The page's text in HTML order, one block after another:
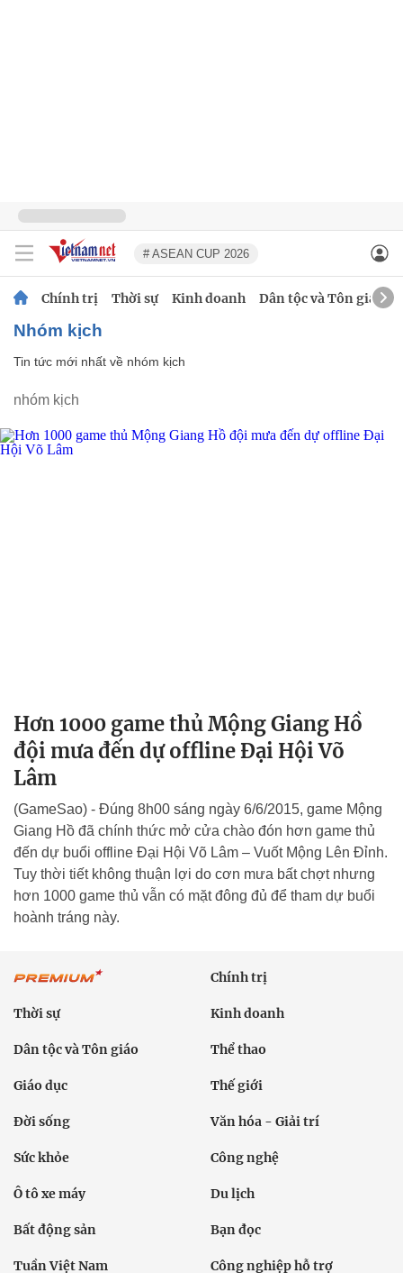
# ASEAN CUP 2026
Chính trị Thời sự Kinh doanh Dân tộc và Tôn giáo
nhóm kịch
Tin tức mới nhất về nhóm kịch
nhóm kịch
Hơn 1000 game thủ Mộng Giang Hồ
đội mưa đến dự offline Đại Hội Võ
Lâm
(GameSao) - Đúng 8h00 sáng ngày 6/6/2015, game Mộng
Giang Hồ đã chính thức mở cửa chào đón hơn game thủ
đến dự buổi offline Đại Hội Võ Lâm – Vuốt Mộng Lên Đỉnh.
Tuy thời tiết không thuận lợi do cơn mưa bất chợt nhưng
hơn 1000 game thủ vẫn có mặt đông đủ để tham dự buổi
hoành tráng này.
Chính trị
Thời sự Kinh doanh
Dân tộc và Tôn giáo Thể thao
Giáo dục Thế giới
Đời sống Văn hóa - Giải trí
Sức khỏe Công nghệ
Ô tô xe máy Du lịch
Bất động sản Bạn đọc
Tuần Việt Nam Công nghiệp hỗ trợ